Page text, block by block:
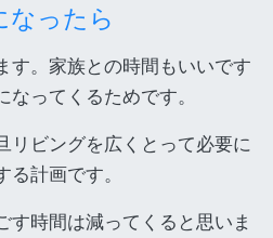
なったら
す。家族との時間もいいです
ってくるためです。
リビングを広くとって必要に
計画です。
す時間は減ってくると思いま